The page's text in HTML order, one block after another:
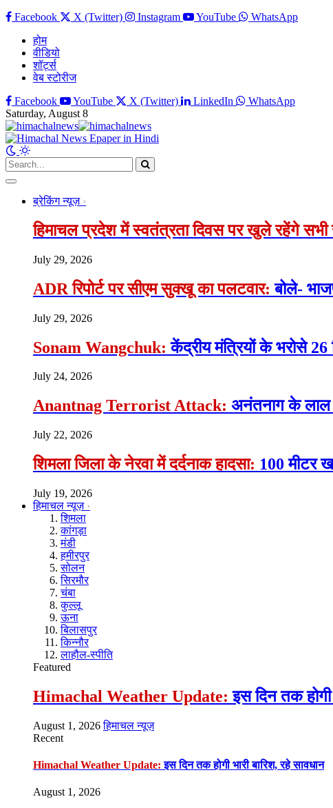
Facebook
X (Twitter) Instagram YouTube
WhatsApp
होम
वीडियो
शॉर्ट्स
वेब स्टोरीज
Facebook
YouTube X (Twitter) LinkedIn
WhatsApp
Saturday, August 8
ब्रेकिंग न्यूज़
हिमाचल प्रदेश में स्वतंत्रता दिवस पर खुले रहेंगे
July 29, 2026
ADR रिपोर्ट पर सीएम सुक्खू का पलटवार: बोले-
July 29, 2026
Sonam Wangchuk: केंद्रीय मंत्रियों के भरोसे
July 24, 2026
Anantnag Terrorist Attack: अनंतनाग के लाल
July 22, 2026
शिमला जिला के नेरवा में दर्दनाक हादसा: 100 मीटर
July 19, 2026
हिमाचल न्यूज़
शिमला
कांगड़ा
मंडी
हमीरपुर
सोलन
सिरमौर
चंबा
कुल्लू
ऊना
बिलासपुर
किन्नौर
लाहौल-स्पीति
Featured
Himachal Weather Update: इस दिन तक होगी
August 1, 2026 हिमाचल न्यूज़
Recent
Himachal Weather Update: इस दिन तक होगी भारी बारिश, रहे सावधान
August 1, 2026